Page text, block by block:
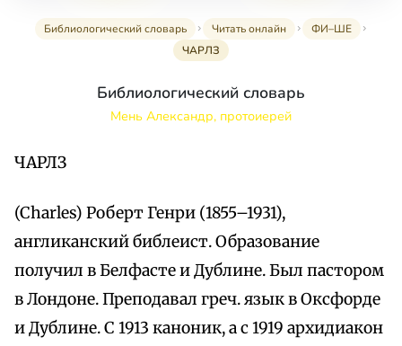
Библиологический словарь Читать онлайн
ФИ–ШЕ
ЧАРЛЗ
Библиологический словарь
Мень Александр, протоиерей
ЧАРЛЗ
(Charles) Роберт Генри (1855–1931),
англиканский библеист. Образование
получил в Белфасте и Дублине. Был пастором
в Лондоне. Преподавал греч. язык в Оксфорде
и Дублине. С 1913 каноник, а с 1919 архидиакон